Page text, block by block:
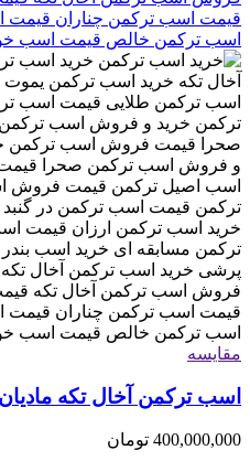
مقایسه
اسب ترکمن آخال تکه مادیان
400,000,000 تومان